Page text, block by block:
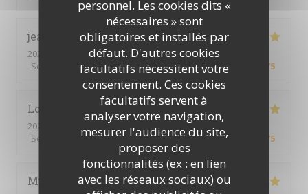
personnel. Les cookies dits «
nécessaires » sont
obligatoires et installés par
défaut. D'autres cookies
facultatifs nécessitent votre
consentement. Ces cookies
facultatifs servent à
analyser votre navigation,
mesurer l'audience du site,
proposer des
fonctionnalités (ex : en lien
avec les réseaux sociaux) ou
jean christophe ou philippeG
2026-04-18
- 12:00 - Couverts 3
Service
/5 Ambiance:5 /5 Cuisine:5/5 Qualité / Prix /5
Loïc
2026-03-27
- 20:00 - Couverts 2
Service
Ambiance 5/5 Cuisine: 5/5 Qualité / Prix /5
Muriel